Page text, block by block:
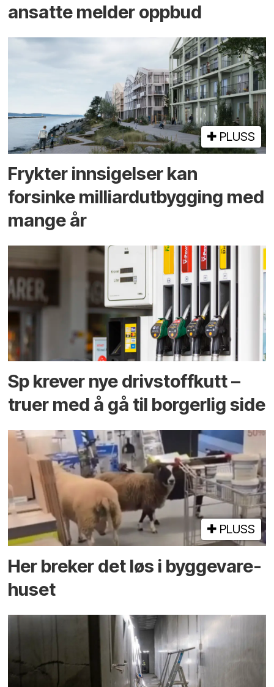
ansatte melder oppbud
PLUSS
Frykter innsigelser kan
forsinke milliard­utbygging med
mange år
Sp krever nye drivstoffkutt –
truer med å gå til borgerlig side
PLUSS
Her breker det løs i bygge­vare­
huset